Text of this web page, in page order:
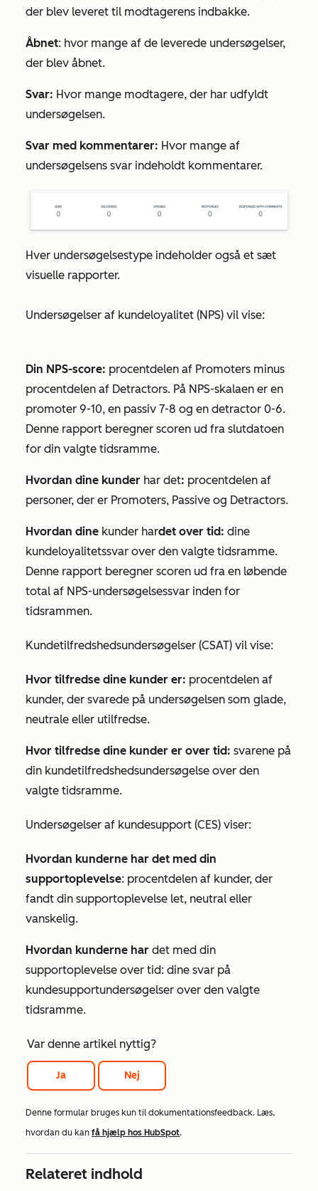
der blev leveret til modtagerens indbakke.
Åbnet: hvor mange af de leverede undersøgelser,
der blev åbnet.
Svar: Hvor mange modtagere, der har udfyldt
undersøgelsen.
Svar med kommentarer: Hvor mange af
undersøgelsens svar indeholdt kommentarer.
Hver undersøgelsestype indeholder også et sæt
visuelle rapporter.
Undersøgelser af kundeloyalitet (NPS) vil vise:
Din NPS-score: procentdelen af Promoters minus
procentdelen af Detractors. På NPS-skalaen er en
promoter 9-10, en passiv 7-8 og en detractor 0-6.
Denne rapport beregner scoren ud fra slutdatoen
for din valgte tidsramme.
Hvordan dine kunder har det: procentdelen af
personer, der er Promoters, Passive og Detractors.
Hvordan dine kunder hardet over tid: dine
kundeloyalitetssvar over den valgte tidsramme.
Denne rapport beregner scoren ud fra en løbende
total af NPS-undersøgelsessvar inden for
tidsrammen.
Kundetilfredshedsundersøgelser (CSAT) vil vise:
Hvor tilfredse dine kunder er: procentdelen af
kunder, der svarede på undersøgelsen som glade,
neutrale eller utilfredse.
Hvor tilfredse dine kunder er over tid: svarene på
din kundetilfredshedsundersøgelse over den
valgte tidsramme.
Undersøgelser af kundesupport (CES) viser:
Hvordan kunderne har det med din
supportoplevelse: procentdelen af kunder, der
fandt din supportoplevelse let, neutral eller
vanskelig.
Hvordan kunderne har det med din
supportoplevelse over tid: dine svar på
kundesupportundersøgelser over den valgte
tidsramme.
Var denne artikel nyttig?
Ja Nej
Denne formular bruges kun til dokumentationsfeedback. Læs,
hvordan du kan få hjælp hos HubSpot.
Relateret indhold